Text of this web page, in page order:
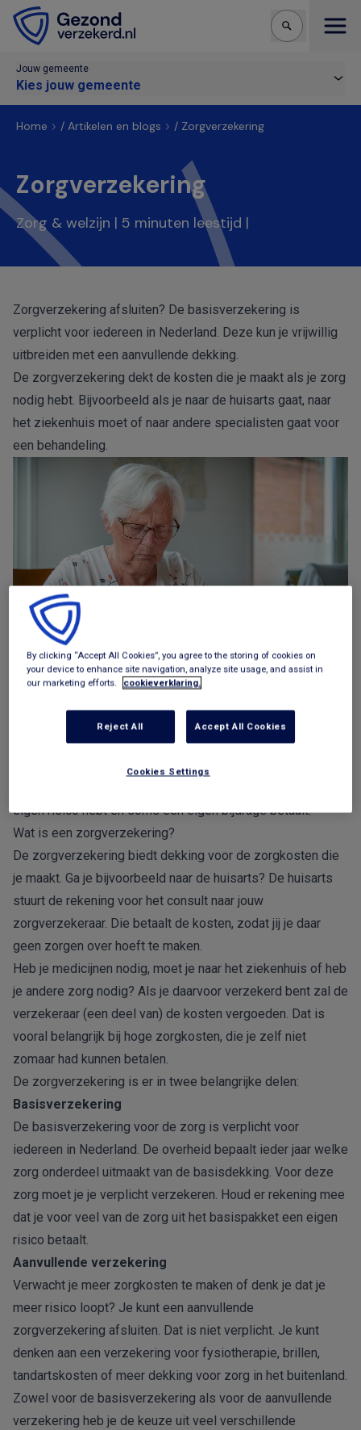
Jouw gemeente
Kies jouw gemeente
Home / Artikelen en blogs / Zorgverzekering
Zorgverzekering
Zorg & welzijn | 5 minuten leestijd |
Zorgverzekering afsluiten? De basisverzekering is
verplicht voor iedereen in Nederland. Deze kun je vrijwillig
uitbreiden met een aanvullende dekking.
De zorgverzekering dekt de kosten die je maakt als je zorg
nodig hebt. Bijvoorbeeld als je naar de huisarts gaat, naar
het ziekenhuis moet of naar andere specialisten gaat voor
een behandeling.
de basisverzekering voor de zorg dekt de meest
voorkomende zorgkosten. Je kunt eenaanvullende dekking
afsluiten voor bijvoorbeeld fysiotherapie, brillen en
eigen risico hebt en soms eeneigen bijdragebetaalt.
Wat is een zorgverzekering?
De zorgverzekering biedt dekking voor de zorgkosten die
je maakt. Ga je bijvoorbeeld naar de huisarts? De huisarts
stuurt de rekening voor het consult naar jouw
zorgverzekeraar. Die betaalt de kosten, zodat jij je daar
geen zorgen over hoeft te maken.
Heb je medicijnen nodig, moet je naar het ziekenhuis of heb
je andere zorg nodig? Als je daarvoor verzekerd bent zal de
verzekeraar (een deel van) de kosten vergoeden. Dat is
vooral belangrijk bij hoge zorgkosten, die je zelf niet
zomaar had kunnen betalen.
De zorgverzekering is er in twee belangrijke delen:
Basisverzekering
De basisverzekering voor de zorg is verplicht voor
iedereen in Nederland. De overheid bepaalt ieder jaar welke
zorg onderdeel uitmaakt van de basisdekking. Voor deze
zorg moet je je verplicht verzekeren. Houd er rekening mee
dat je voor veel van de zorg uit het basispakket een eigen
risico betaalt.
Aanvullende verzekering
Verwacht je meer zorgkosten te maken of denk je dat je
meer risico loopt? Je kunt een aanvullende
zorgverzekering afsluiten. Dat is niet verplicht. Je kunt
denken aan een verzekering voor fysiotherapie, brillen,
tandartskosten of meer dekking voor zorg in het buitenland.
Zowel voor de basisverzekering als voor de aanvullende
verzekering heb je de keuze uit veel verschillende
By clicking “Accept All Cookies”, you agree to the storing of cookies on
your device to enhance site navigation, analyze site usage, and assist in
our marketing efforts.
cookieverklaring.
Reject All Accept All Cookies
Cookies Settings